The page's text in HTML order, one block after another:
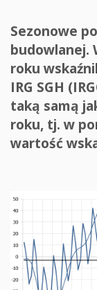
Sezonowe
budowlanej.
roku
IRG SGH
taką samą
roku, tj. w
wartość